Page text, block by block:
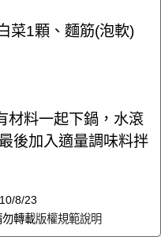
菜1顆、麵筋(泡軟)
材料一起下鍋，水滾
後加入適量調味料拌
8/23
轉載版權規範說明